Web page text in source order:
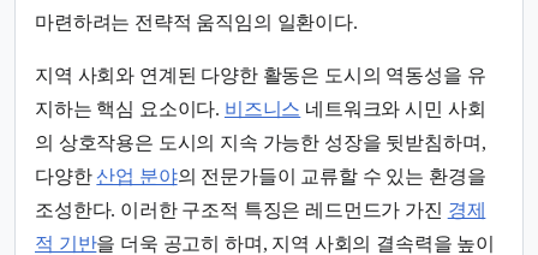
마련하려는 전략적 움직임의 일환이다.
지역 사회와 연계된 다양한 활동은 도시의 역동성을 유
지하는 핵심 요소이다. 비즈니스 네트워크와 시민 사회
의 상호작용은 도시의 지속 가능한 성장을 뒷받침하며,
다양한산업 분야의 전문가들이 교류할 수 있는 환경을
조성한다. 이러한 구조적 특징은 레드먼드가 가진 경제
적 기반을 더욱 공고히 하며, 지역 사회의 결속력을 높이